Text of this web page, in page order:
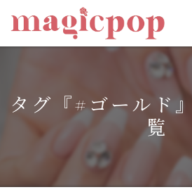
タグ『#ゴールド
覧